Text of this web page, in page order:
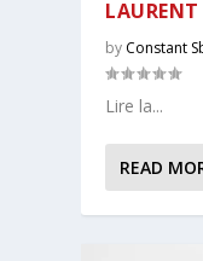
by Constant
Lire la...
READ